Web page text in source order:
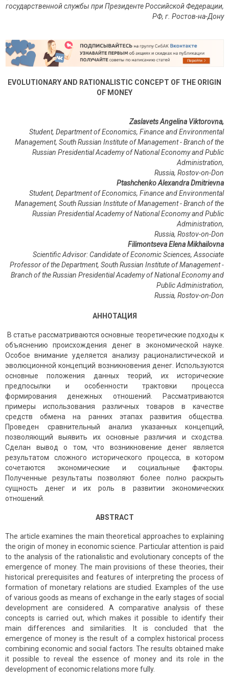
государственной службы при Президенте Российской Федерации,
РФ, г. Ростов-на-Дону
EVOLUTIONARY AND RATIONALISTIC CONCEPT OF THE ORIGIN
OF MONEY
Zaslavets Angelina Viktorovna,
Student, Department of Economics, Finance and Environmental
Management, South Russian Institute of Management - Branch of the
Russian Presidential Academy of National Economy and Public
Administration,
Russia, Rostov-on-Don
Ptashchenko Alexandra Dmitrievna
Student, Department of Economics, Finance and Environmental
Management, South Russian Institute of Management - Branch of the
Russian Presidential Academy of National Economy and Public
Administration,
Russia, Rostov-on-Don
Filimontseva Elena Mikhailovna
Scientific Advisor: Candidate of Economic Sciences, Associate
Professor of the Department, South Russian Institute of Management -
Branch of the Russian Presidential Academy of National Economy and
Public Administration,
Russia, Rostov-on-Don
АННОТАЦИЯ
В статье рассматриваются основные теоретические подходы к
объяснению происхождения денег в экономической науке.
Особое внимание уделяется анализу рационалистической и
эволюционной концепций возникновения денег. Используются
основные положения данных теорий, их исторические
предпосылки и особенности трактовки процесса
формирования денежных отношений. Рассматриваются
примеры использования различных товаров в качестве
средств обмена на ранних этапах развития общества.
Проведен сравнительный анализ указанных концепций,
позволяющий выявить их основные различия и сходства.
Сделан вывод о том, что возникновение денег является
результатом сложного исторического процесса, в котором
сочетаются экономические и социальные факторы.
Полученные результаты позволяют более полно раскрыть
сущность денег и их роль в развитии экономических
отношений.
ABSTRACT
The article examines the main theoretical approaches to explaining
the origin of money in economic science. Particular attention is paid
to the analysis of the rationalistic and evolutionary concepts of the
emergence of money. The main provisions of these theories, their
historical prerequisites and features of interpreting the process of
formation of monetary relations are studied. Examples of the use
of various goods as means of exchange in the early stages of social
development are considered. A comparative analysis of these
concepts is carried out, which makes it possible to identify their
main differences and similarities. It is concluded that the
emergence of money is the result of a complex historical process
combining economic and social factors. The results obtained make
it possible to reveal the essence of money and its role in the
development of economic relations more fully.